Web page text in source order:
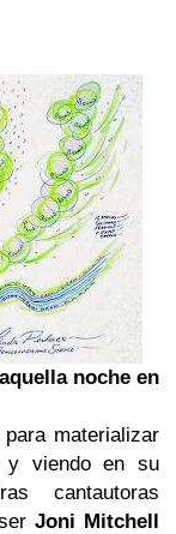
noche en
materializar
y viendo en su
cantautoras
Joni Mitchell